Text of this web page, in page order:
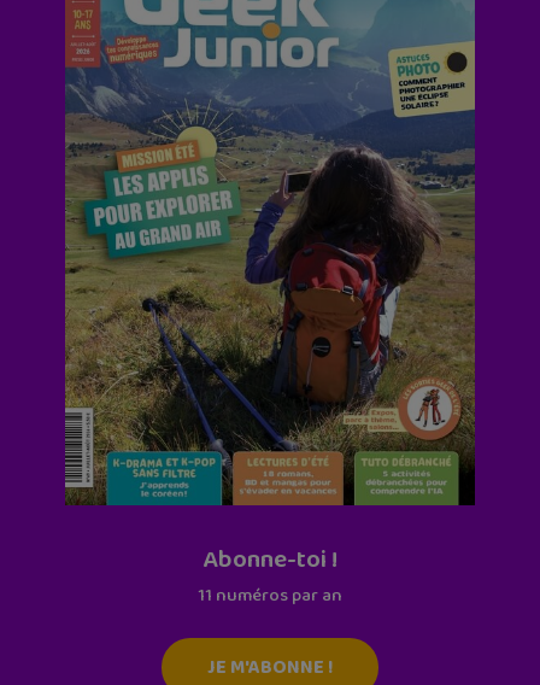
Abonne-toi !
11 numéros par an
JE M'ABONNE !